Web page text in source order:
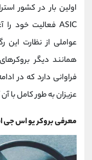
اولین بار در کشور
ASIC فعالیت خود را
همانند دیگر
فراوانی دارد که در
عزیزان به طور کامل با
معرفی بروکر یو اس